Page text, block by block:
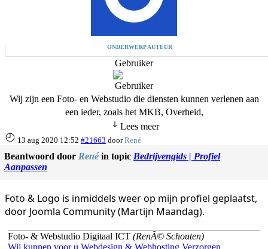
ONDERWERP AUTEUR
Gebruiker
Wij zijn een Foto- en Webstudio die diensten kunnen verlenen aan
een ieder, zoals het MKB, Overheid,
Lees meer
13 aug 2020 12:52 #21663 doorRené
Beantwoord door Renéin topic Bedrijvengids | Profiel
Aanpassen
Foto & Logo is inmiddels weer op mijn profiel geplaatst,
door Joomla Community (Martijn Maandag).
Foto- & Webstudio Digitaal ICT (RenÃ© Schouten)